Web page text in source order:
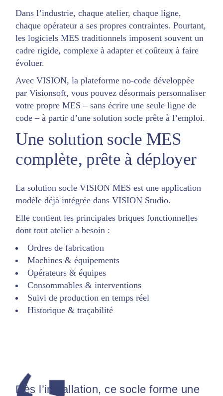
Dans l’industrie, chaque atelier, chaque ligne,
chaque opérateur a ses propres contraintes. Pourtant,
les logiciels MES traditionnels imposent souvent un
cadre rigide, complexe à adapter et coûteux à faire
évoluer.
Avec VISION, la plateforme no-code développée
par Visionsoft, vous pouvez désormais personnaliser
votre propre MES – sans écrire une seule ligne de
code – à partir d’une solution socle prête à l’emploi.
Une solution socle MES
complète, prête à déployer
La solution socle VISION MES est une application
modèle déjà intégrée dans VISION Studio.
Elle contient les principales briques fonctionnelles
dont tout atelier a besoin :
Ordres de fabrication
Machines & équipements
Opérateurs & équipes
Consommables & interventions
Suivi de production en temps réel
Historique & traçabilité
Dès l’installation, ce socle forme une